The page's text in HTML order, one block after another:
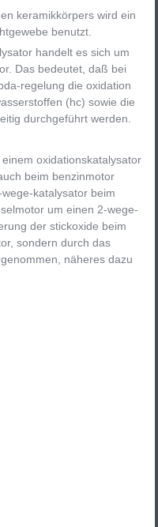
keramikkörpers wird ein
benutzt.
handelt es sich um
Das bedeutet, daß bei
regelung die oxidation
(hc) sowie die
durchgeführt werden.
oxidationskatalysator
beim benzinmotor
katalysator beim
um einen 2-wege-
der stickoxide beim
sondern durch das
näheres dazu